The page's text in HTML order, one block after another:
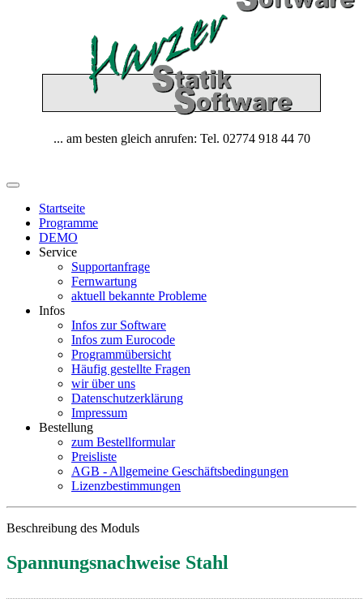
... am besten gleich anrufen: Tel. 02774 918 44 70
Startseite
Programme
DEMO
Service
Supportanfrage
Fernwartung
aktuell bekannte Probleme
Infos
Infos zur Software
Infos zum Eurocode
Programmübersicht
Häufig gestellte Fragen
wir über uns
Datenschutzerklärung
Impressum
Bestellung
zum Bestellformular
Preisliste
AGB - Allgemeine Geschäftsbedingungen
Lizenzbestimmungen
Beschreibung des Moduls
Spannungsnachweise Stahl